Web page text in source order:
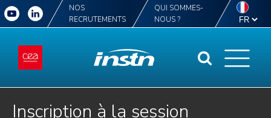
NOS
RECRUTEMENTS
QUI SOMMES-
NOUS ?
Inscription à la session